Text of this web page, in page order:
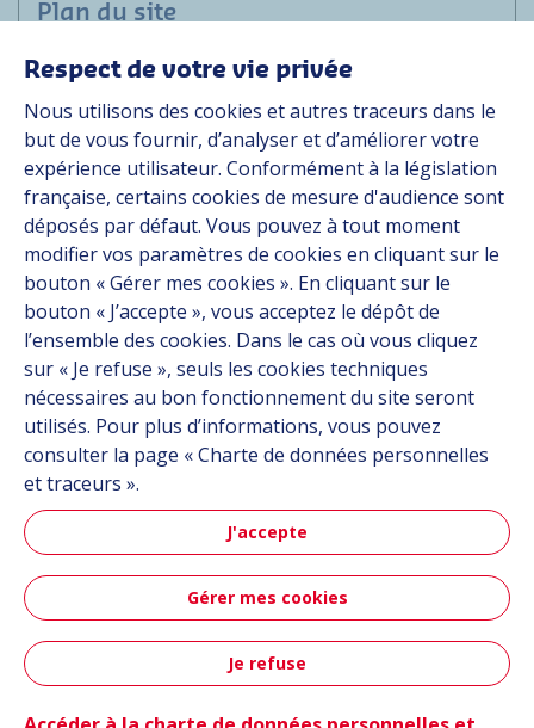
Plan du site
Applications
Solutions
Ressources
À propos
Carrière
Contact
Suivez-nous
Linkedin
Instagram
Hutchinson Aéronautique & Défense
Plan du site CGU Données personnelles
Crédits
Respect de votre vie privée
Nous utilisons des cookies et autres traceurs dans le
but de vous fournir, d’analyser et d’améliorer votre
expérience utilisateur. Conformément à la législation
française, certains cookies de mesure d'audience sont
déposés par défaut. Vous pouvez à tout moment
modifier vos paramètres de cookies en cliquant sur le
bouton « Gérer mes cookies ». En cliquant sur le
bouton « J’accepte », vous acceptez le dépôt de
l’ensemble des cookies. Dans le cas où vous cliquez
sur « Je refuse », seuls les cookies techniques
nécessaires au bon fonctionnement du site seront
utilisés. Pour plus d’informations, vous pouvez
consulter la page « Charte de données personnelles
et traceurs ».
J'accepte
Gérer mes cookies
Je refuse